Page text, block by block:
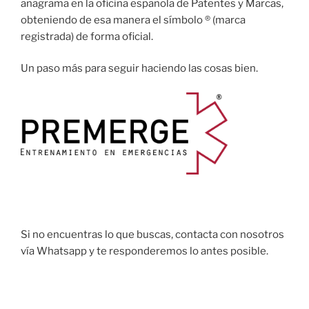
anagrama en la oficina española de Patentes y Marcas,
obteniendo de esa manera el símbolo ® (marca
registrada) de forma oficial.
Un paso más para seguir haciendo las cosas bien.
Si no encuentras lo que buscas, contacta con nosotros
vía Whatsapp y te responderemos lo antes posible.